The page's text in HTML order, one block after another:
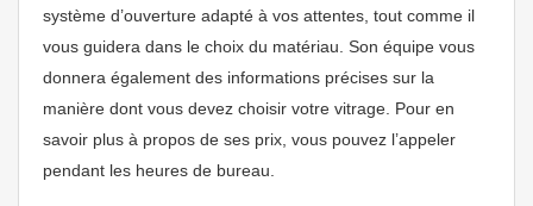
système d’ouverture adapté à vos attentes, tout comme il
vous guidera dans le choix du matériau. Son équipe vous
donnera également des informations précises sur la
manière dont vous devez choisir votre vitrage. Pour en
savoir plus à propos de ses prix, vous pouvez l’appeler
pendant les heures de bureau.